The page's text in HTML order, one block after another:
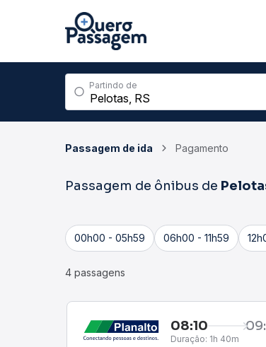
Partindo de
Passagem de ida Pagamento
Passagem de ônibus de
00h00 - 05h59 06h00 - 11h59
4 passagens
08:10
Duração: 1h 40m